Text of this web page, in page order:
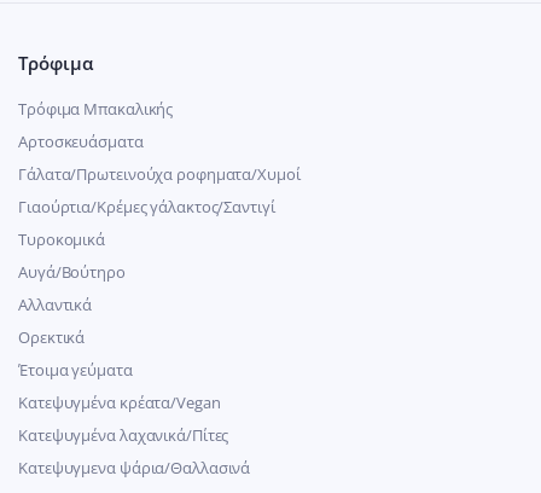
Τρόφιμα
Τρόφιμα Μπακαλικής
Αρτοσκευάσματα
Γάλατα/Πρωτεινούχα ροφηματα/Χυμοί
Γιαούρτια/Κρέμες γάλακτος/Σαντιγί
Τυροκομικά
Αυγά/Βούτηρο
Αλλαντικά
Ορεκτικά
Έτοιμα γεύματα
Κατεψυγμένα κρέατα/Vegan
Kατεψυγμένα λαχανικά/Πίτες
Κατεψυγμενα ψάρια/Θαλλασινά